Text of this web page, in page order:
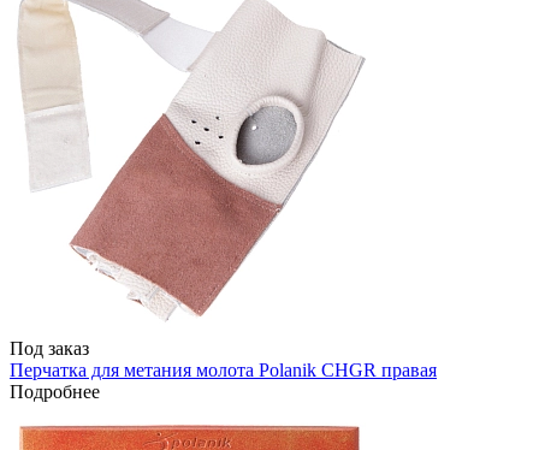
Под заказ
Перчатка для метания молота Polanik CHGR правая
Подробнее